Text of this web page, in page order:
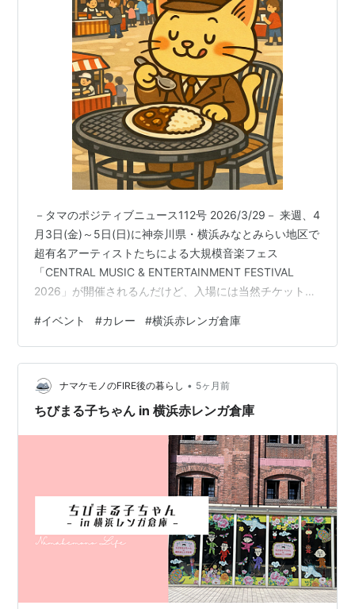
－タマのポジティブニュース112号 2026/3/29－ 来週、4
月3日(金)～5日(日)に神奈川県・横浜みなとみらい地区で
超有名アーティストたちによる大規模音楽フェス
「CENTRAL MUSIC & ENTERTAINMENT FESTIVAL
2026」が開催されるんだけど、入場には当然チケットが
空気を楽しみたい！」っていうあなたに朗報だよ。 なん
とフェスのオフィシャルフードエリアに指定されている
横浜赤レンガ倉庫 赤レンガパークでは、
「CURRY&MUSIC JAPAN 2026」が開催されて、無料で
入場できるんだって！カレー店21店舗が出…
#イベント #カレー #横浜赤レンガ倉庫
ナマケモノのFIRE後の暮らし • 5ヶ月前
ちびまる子ちゃん in 横浜赤レンガ倉庫